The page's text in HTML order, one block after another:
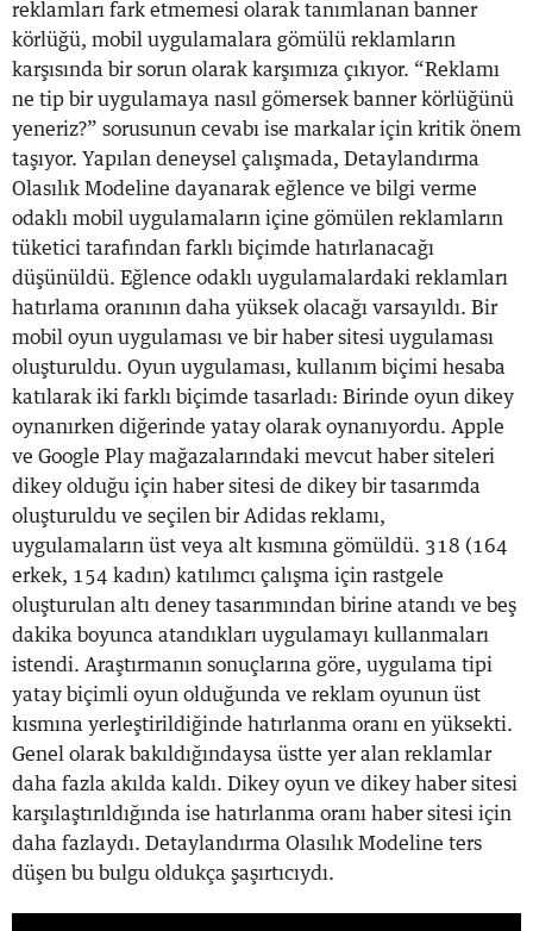
reklamları fark etmemesi olarak tanımlanan banner
körlüğü, mobil uygulamalara gömülü reklamların
karşısında bir sorun olarak karşımıza çıkıyor. “Reklamı
ne tip bir uygulamaya nasıl gömersek banner körlüğünü
yeneriz?” sorusunun cevabı ise markalar için kritik önem
taşıyor. Yapılan deneysel çalışmada, Detaylandırma
Olasılık Modeline dayanarak eğlence ve bilgi verme
odaklı mobil uygulamaların içine gömülen reklamların
tüketici tarafından farklı biçimde hatırlanacağı
düşünüldü. Eğlence odaklı uygulamalardaki reklamları
hatırlama oranının daha yüksek olacağı varsayıldı. Bir
mobil oyun uygulaması ve bir haber sitesi uygulaması
oluşturuldu. Oyun uygulaması, kullanım biçimi hesaba
katılarak iki farklı biçimde tasarladı: Birinde oyun dikey
oynanırken diğerinde yatay olarak oynanıyordu. Apple
ve Google Play mağazalarındaki mevcut haber siteleri
dikey olduğu için haber sitesi de dikey bir tasarımda
oluşturuldu ve seçilen bir Adidas reklamı,
uygulamaların üst veya alt kısmına gömüldü. 318 (164
erkek, 154 kadın) katılımcı çalışma için rastgele
oluşturulan altı deney tasarımından birine atandı ve beş
dakika boyunca atandıkları uygulamayı kullanmaları
istendi. Araştırmanın sonuçlarına göre, uygulama tipi
yatay biçimli oyun olduğunda ve reklam oyunun üst
kısmına yerleştirildiğinde hatırlanma oranı en yüksekti.
Genel olarak bakıldığındaysa üstte yer alan reklamlar
daha fazla akılda kaldı. Dikey oyun ve dikey haber sitesi
karşılaştırıldığında ise hatırlanma oranı haber sitesi için
daha fazlaydı. Detaylandırma Olasılık Modeline ters
düşen bu bulgu oldukça şaşırtıcıydı.